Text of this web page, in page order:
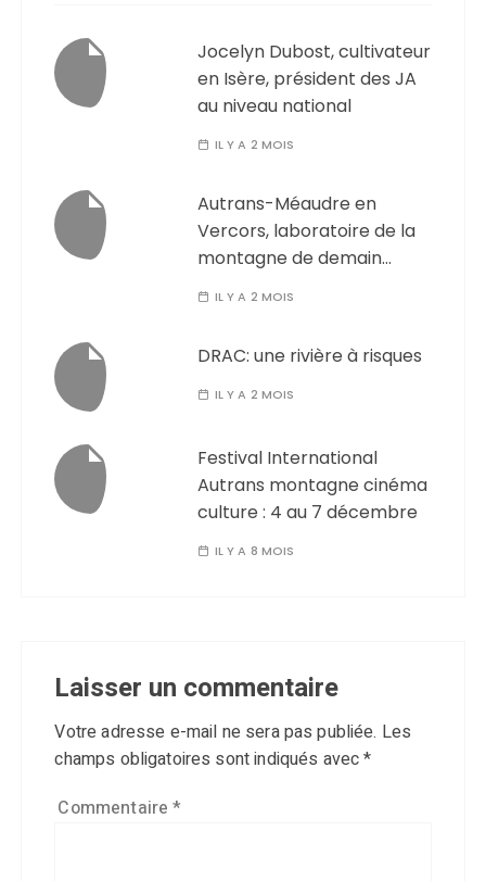
Jocelyn Dubost, cultivateur
en Isère, président des JA
au niveau national
IL Y A 2 MOIS
Autrans-Méaudre en
Vercors, laboratoire de la
montagne de demain…
IL Y A 2 MOIS
DRAC: une rivière à risques
IL Y A 2 MOIS
Festival International
Autrans montagne cinéma
culture : 4 au 7 décembre
IL Y A 8 MOIS
Laisser un commentaire
Votre adresse e-mail ne sera pas publiée. Les
champs obligatoires sont indiqués avec*
Commentaire*